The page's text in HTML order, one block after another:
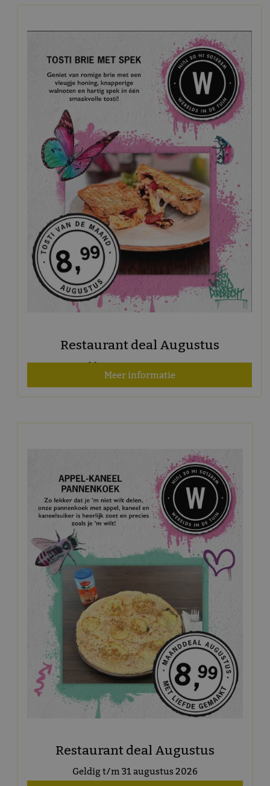
Restaurant deal Augustus
Geldig t/m 31 augustus 2026
Meer informatie
Restaurant deal Augustus
Geldig t/m 31 augustus 2026